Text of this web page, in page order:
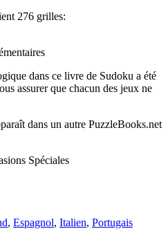
276 grilles:
dans ce livre de Sudoku a été
assurer que chacun des jeux ne
dans un autre PuzzleBooks.net
Spéciales
, Espagnol, Italien, Portugais